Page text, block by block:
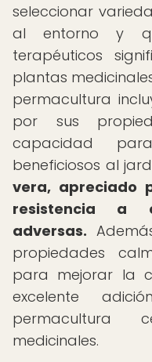
seleccionar
al entorno y
terapéuticos
plantas
permacultura
por sus
capacidad
beneficiosos al
vera, apreciado
resistencia a
adversas.
propiedades
para mejorar la
excelente
permacultura
medicinales.